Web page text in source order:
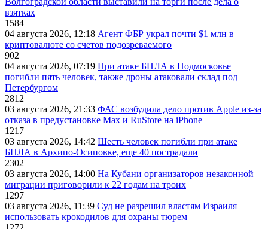
взятках
1584
04 августа 2026, 12:18 Агент ФБР украл почти $1 млн в
криптовалюте со счетов подозреваемого
902
04 августа 2026, 07:19 При атаке БПЛА в Подмосковье
погибли пять человек, также дроны атаковали склад под
Петербургом
2812
03 августа 2026, 21:33 ФАС возбудила дело против Apple из-за
отказа в предустановке Max и RuStore на iPhone
1217
03 августа 2026, 14:42 Шесть человек погибли при атаке
БПЛА в Архипо-Осиповке, еще 40 пострадали
2302
03 августа 2026, 14:00 На Кубани организаторов незаконной
миграции приговорили к 22 годам на троих
1297
03 августа 2026, 11:39 Суд не разрешил властям Израиля
использовать крокодилов для охраны тюрем